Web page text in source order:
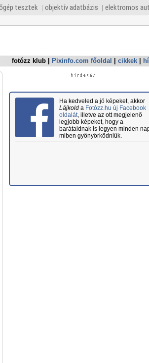
tesztek objektív adatbázis elektromos
fotózz klub Pixinfo.com főoldal cikkek
Ha kedveled a jó képeket, akkor
Lájkolda Fotózz.hu új Facebook
oldalát, illetve az ott megjelenő
legjobb képeket, hogy a
barátaidnak is legyen minden
miben gyönyörködniük.